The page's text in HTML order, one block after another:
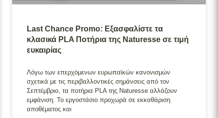
Last Chance Promo: Εξασφαλίστε τα
κλασικά PLA Ποτήρια της Naturesse σε τιμή
ευκαιρίας
Λόγω των επερχόμενων ευρωπαϊκών κανονισμών
σχετικά με τις περιβαλλοντικές σημάνσεις από τον
Σεπτέμβριο, τα ποτήρια PLA της Naturesse αλλάζουν
εμφάνιση. Το εργοστάσιο προχωρά σε εκκαθάριση
αποθέματος και